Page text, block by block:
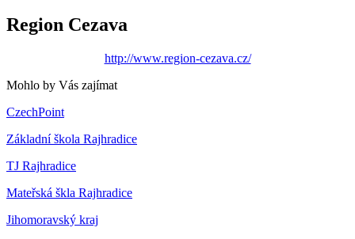
Region Cezava
http://www.region-cezava.cz/
Mohlo by Vás zajímat
CzechPoint
Základní škola Rajhradice
TJ Rajhradice
Mateřská škla Rajhradice
Jihomoravský kraj